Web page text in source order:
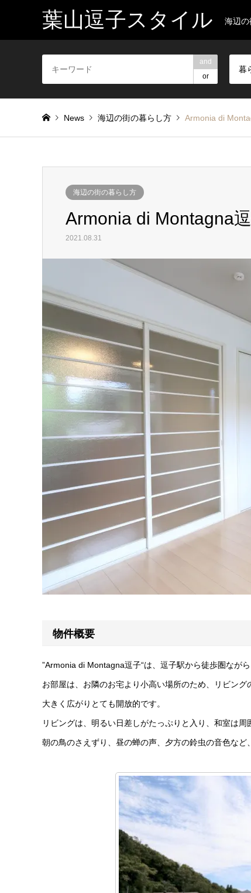
葉山逗子スタイル 海辺
and
or
暮
News 海辺の街の暮らし方 Armonia di
海辺の街の暮らし方
Armonia di Montagna
2021.08.31
物件概要
”Armonia di Montagna逗子“は、逗子駅から徒歩圏なが
お部屋は、お隣のお宅より小高い場所のため、リビン
大きく広がりとても開放的です。
リビングは、明るい日差しがたっぷりと入り、和室は
朝の鳥のさえずり、昼の蝉の声、夕方の鈴虫の音色など